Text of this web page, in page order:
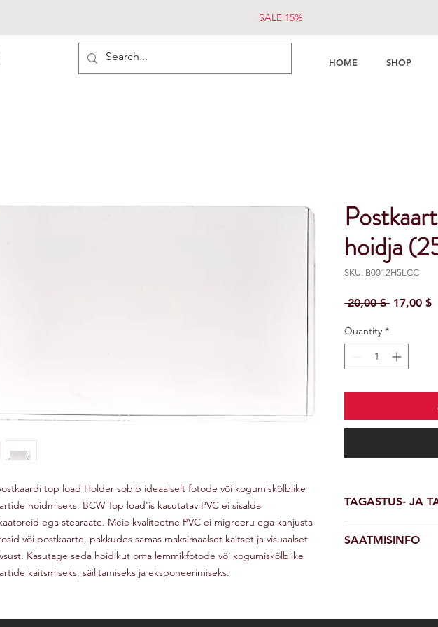
HOME SHOP
SALE 15%
top load Holder sobib ideaalselt fotode või kogumiskõlblike
hoidmiseks. BCW Top load'is kasutatav PVC ei sisalda
ega stearaate. Meie kvaliteetne PVC ei migreeru ega kahjusta
või postkaarte, pakkudes samas maksimaalset kaitset ja visuaalset
Kasutage seda hoidikut oma lemmikfotode või kogumiskõlblike
kaitsmiseks, säilitamiseks ja eksponeerimiseks.
hoidja
SKU: B0012H5LCC
20,00 $ Regular
17,00 $
Quantity *
TAGASTUS- JA
jooksul pärast
SAATMISINFO